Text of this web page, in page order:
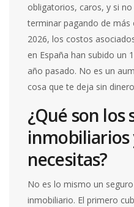
obligatorios, caros, y si
terminar pagando de más
2026, los costos
en España han subido un
año pasado. No es un
cosa que te deja sin
¿Qué son los
inmobiliarios
necesitas?
No es lo mismo un
inmobiliario. El primero